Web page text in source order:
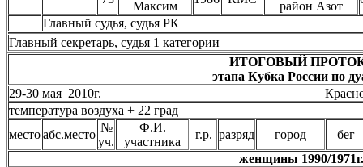
Максим
район Азот
Главный судья, судья
Главный секретарь, судья 1
ИТОГОВЫЙ
этапа Кубка России по
29-30 мая 2010г. Красноярск,
температура воздуха + 22 град
местоабс.место
№
уч.
Ф.И.
участника
г.р. разряд город
бег
женщины 1990/